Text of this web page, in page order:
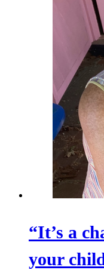
“It’s a
your